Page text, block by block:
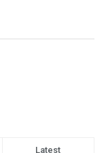
Latest